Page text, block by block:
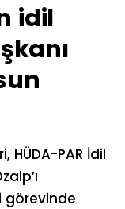
idil
HÜDA-PAR İdil
görevinde